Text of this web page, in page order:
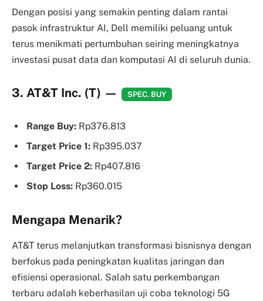
Dengan posisi yang semakin penting dalam rantai
pasok infrastruktur AI, Dell memiliki peluang untuk
terus menikmati pertumbuhan seiring meningkatnya
investasi pusat data dan komputasi AI di seluruh dunia.
3. AT&T Inc. (T) — SPEC. BUY
Range Buy: Rp376.813
Target Price 1: Rp395.037
Target Price 2: Rp407.816
Stop Loss: Rp360.015
Mengapa Menarik?
AT&T terus melanjutkan transformasi bisnisnya dengan
berfokus pada peningkatan kualitas jaringan dan
efisiensi operasional. Salah satu perkembangan
terbaru adalah keberhasilan uji coba teknologi 5G